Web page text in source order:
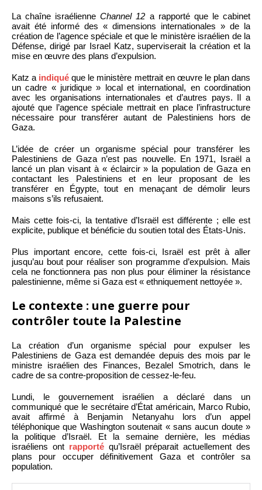
La chaîne israélienneChannel 12 a rapporté que le cabinet
avait été informé des « dimensions internationales » de la
création de l’agence spéciale et que le ministère israélien de la
Défense, dirigé par Israel Katz, superviserait la création et la
mise en œuvre des plans d’expulsion.
Katz a indiqué que le ministère mettrait en œuvre le plan dans
un cadre « juridique » local et international, en coordination
avec les organisations internationales et d’autres pays. Il a
ajouté que l’agence spéciale mettrait en place l’infrastructure
nécessaire pour transférer autant de Palestiniens hors de
Gaza.
L’idée de créer un organisme spécial pour transférer les
Palestiniens de Gaza n’est pas nouvelle. En 1971, Israël a
lancé un plan visant à « éclaircir » la population de Gaza en
contactant les Palestiniens et en leur proposant de les
transférer en Égypte, tout en menaçant de démolir leurs
maisons s’ils refusaient.
Mais cette fois-ci, la tentative d’Israël est différente ; elle est
explicite, publique et bénéficie du soutien total des États-Unis.
Plus important encore, cette fois-ci, Israël est prêt à aller
jusqu’au bout pour réaliser son programme d’expulsion. Mais
cela ne fonctionnera pas non plus pour éliminer la résistance
palestinienne, même si Gaza est « ethniquement nettoyée ».
Le contexte : une guerre pour
contrôler toute la Palestine
La création d’un organisme spécial pour expulser les
Palestiniens de Gaza est demandée depuis des mois par le
ministre israélien des Finances, Bezalel Smotrich, dans le
cadre de sa contre-proposition de cessez-le-feu.
Lundi, le gouvernement israélien a déclaré dans un
communiqué que le secrétaire d’État américain, Marco Rubio,
avait affirmé à Benjamin Netanyahu lors d’un appel
téléphonique que Washington soutenait « sans aucun doute »
la politique d’Israël. Et la semaine dernière, les médias
israéliens ont rapportéqu’Israël préparait actuellement des
plans pour occuper définitivement Gaza et contrôler sa
population.